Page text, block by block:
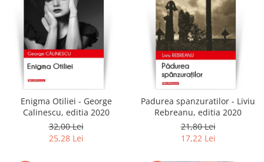
Enigma Otiliei - George
Calinescu, editia 2020
32,00 Lei
25,28 Lei
Padurea spanzuratilor - Liviu
Rebreanu, editia 2020
21,80 Lei
17,22 Lei